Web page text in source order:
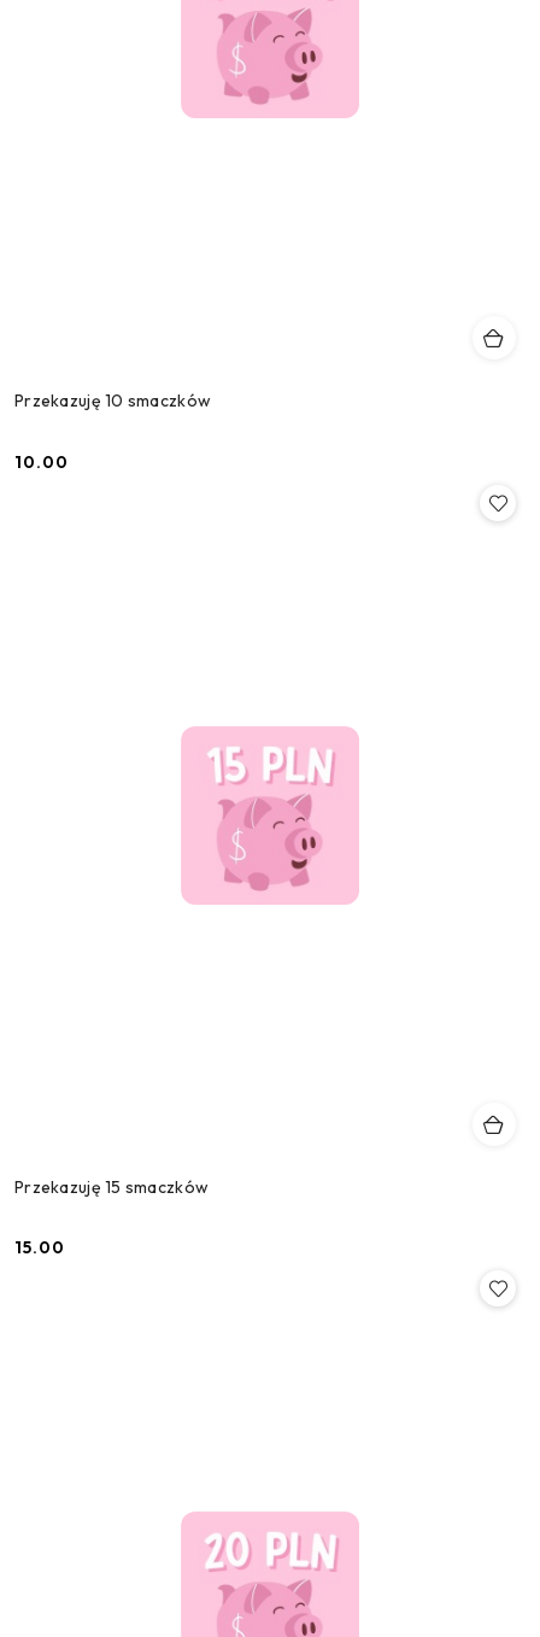
Przekazuję 10 smaczków
Cena:
10.00
Przekazuję 15 smaczków
Cena:
15.00